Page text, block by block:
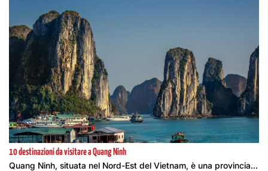
10 destinazioni da visitare a Quang Ninh
Quang Ninh, situata nel Nord-Est del Vietnam, è una provincia...